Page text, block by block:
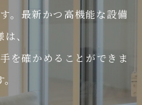
。最新かつ高機能な設備
、
を確かめることができま